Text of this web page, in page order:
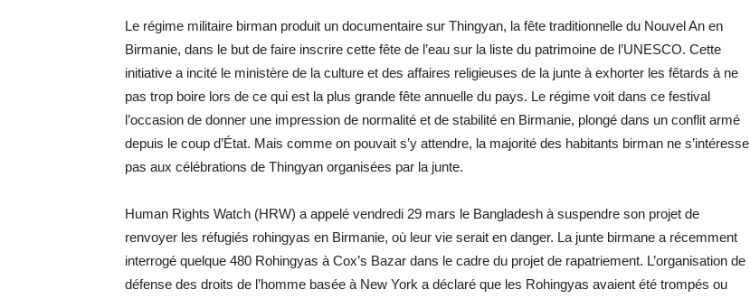
Le régime militaire birman produit un documentaire sur Thingyan, la fête traditionnelle du Nouvel An en
Birmanie, dans le but de faire inscrire cette fête de l’eau sur la liste du patrimoine de l’UNESCO. Cette
initiative a incité le ministère de la culture et des affaires religieuses de la junte à exhorter les fêtards à ne
pas trop boire lors de ce qui est la plus grande fête annuelle du pays. Le régime voit dans ce festival
l’occasion de donner une impression de normalité et de stabilité en Birmanie, plongé dans un conflit armé
depuis le coup d’État. Mais comme on pouvait s’y attendre, la majorité des habitants birman ne s’intéresse
pas aux célébrations de Thingyan organisées par la junte.
Human Rights Watch (HRW) a appelé vendredi 29 mars le Bangladesh à suspendre son projet de
renvoyer les réfugiés rohingyas en Birmanie, où leur vie serait en danger. La junte birmane a récemment
interrogé quelque 480 Rohingyas à Cox’s Bazar dans le cadre du projet de rapatriement. L’organisation de
défense des droits de l’homme basée à New York a déclaré que les Rohingyas avaient été trompés ou